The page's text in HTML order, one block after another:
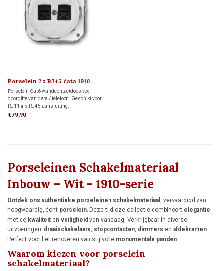
Porselein 2 x RJ45 data 1910
Porselein Cat6 wandcontactdoos voor
doorgifte van data / telefoon. Geschikt voor
RJ11 als RJ45 aansluiting.
€79,90
Porseleinen Schakelmateriaal
Inbouw – Wit – 1910-serie
Ontdek ons authentieke porseleinen schakelmateriaal , vervaardigd van
hoogwaardig, écht porselein. Deze tijdloze collectie combineert elegantie
met de kwaliteit en veiligheid van vandaag. Verkrijgbaar in diverse
uitvoeringen: draaischakelaars, stopcontacten, dimmers en afdekramen.
Perfect voor het renoveren van stijlvolle monumentale panden.
Waarom kiezen voor porselein
schakelmateriaal?